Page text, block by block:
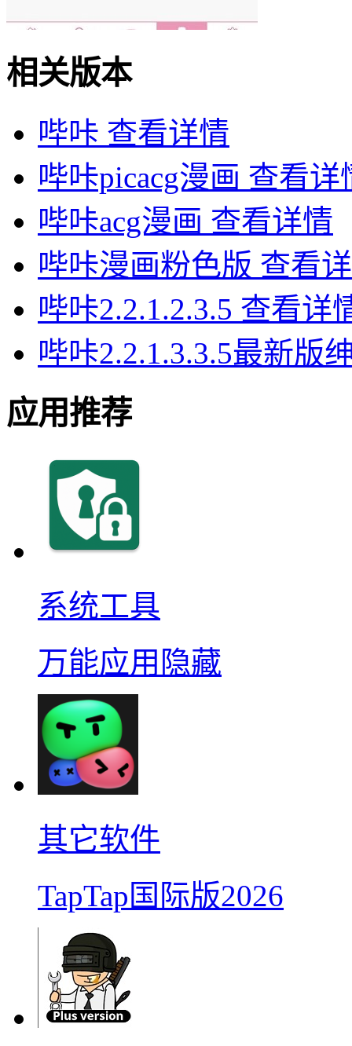
相关版本
哔咔 查看详情
哔咔picacg漫画 查看详
哔咔acg漫画 查看详情
哔咔漫画粉色版 查看
哔咔2.2.1.2.3.5 查看详
哔咔2.2.1.3.3.5最新版
应用推荐
系统工具
万能应用隐藏
其它软件
TapTap国际版2026